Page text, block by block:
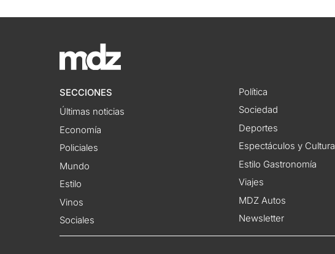
SECCIONES
Últimas noticias
Economía
Policiales
Mundo
Estilo
Vinos
Sociales
Política
Sociedad
Deportes
Espectáculos y Cultura
Estilo Gastronomía
Viajes
MDZ Autos
Newsletter